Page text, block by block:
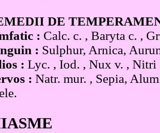
DE
: Calc. c. , Baryta c. ,
: Sulphur, Arnica,
: Lyc. , Iod. , Nux v. , Nitri
: Natr. mur. , Sepia,